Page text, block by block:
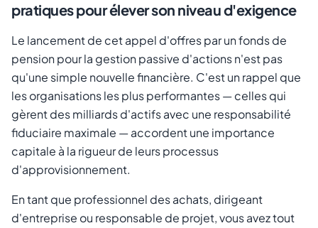
pratiques pour élever son niveau d'exigence
Le lancement de cet appel d'offres par un fonds de
pension pour la gestion passive d'actions n'est pas
qu'une simple nouvelle financière. C'est un rappel que
les organisations les plus performantes — celles qui
gèrent des milliards d'actifs avec une responsabilité
fiduciaire maximale — accordent une importance
capitale à la rigueur de leurs processus
d'approvisionnement.
En tant que professionnel des achats, dirigeant
d'entreprise ou responsable de projet, vous avez tout